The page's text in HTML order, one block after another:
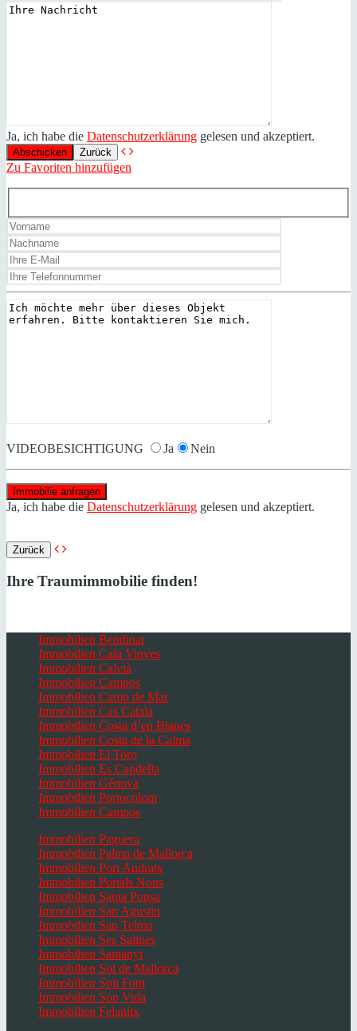
Ja, ich habe die Datenschutzerklärung gelesen und akzeptiert.
Zurück
Zu Favoriten hinzufügen
VIDEOBESICHTIGUNG Ja Nein
Ja, ich habe die Datenschutzerklärung gelesen und akzeptiert.
Zurück
Ihre Traumimmobilie finden!
Immobilien Bendinat
Immobilien Cala Vinyes
Immobilien Calvià
Immobilien Campos
Immobilien Camp de Mar
Immobilien Cas Catala
Immobilien Costa d’en Blanes
Immobilien Costa de la Calma
Immobilien El Toro
Immobilien Es Capdella
Immobilien Génova
Immobilien Portocolom
Immobilien Campos
Immobilien Paguera
Immobilien Palma de Mallorca
Immobilien Port Andratx
Immobilien Portals Nous
Immobilien Santa Ponsa
Immobilien San Agustin
Immobilien San Telmo
Immobilien Ses Salines
Immobilien Santanyi
Immobilien Sol de Mallorca
Immobilien Son Font
Immobilien Son Vida
Immobilien Felanitx